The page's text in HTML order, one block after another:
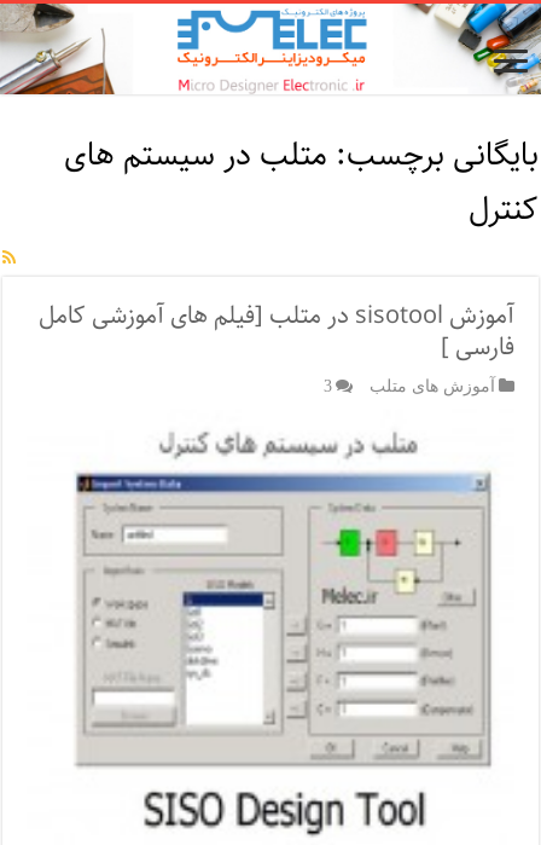
بایگانی برچسب: متلب در سیستم های
کنترل
آموزش sisotool در متلب [فیلم های آموزشی کامل
فارسی ]
آموزش های متلب 3